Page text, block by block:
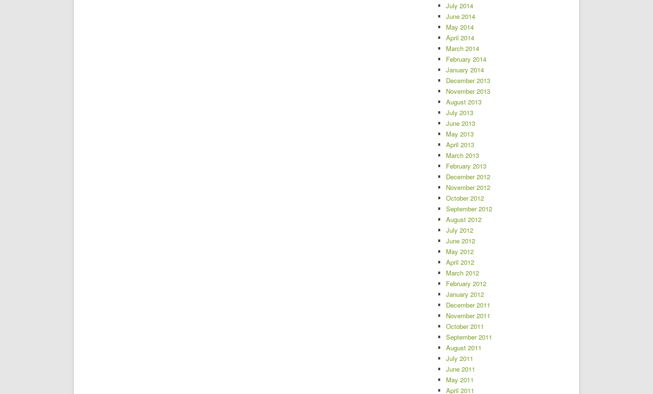
July 2014
June 2014
May 2014
April 2014
March 2014
February 2014
January 2014
December 2013
November 2013
August 2013
July 2013
June 2013
May 2013
April 2013
March 2013
February 2013
December 2012
November 2012
October 2012
September 2012
August 2012
July 2012
June 2012
May 2012
April 2012
March 2012
February 2012
January 2012
December 2011
November 2011
October 2011
September 2011
August 2011
July 2011
June 2011
May 2011
April 2011